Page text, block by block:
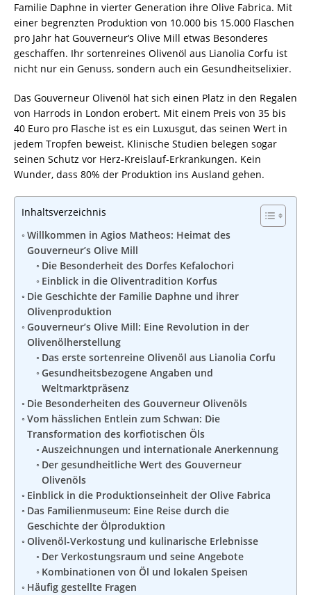
Familie Daphne in vierter Generation ihre Olive Fabrica. Mit
einer begrenzten Produktion von 10.000 bis 15.000 Flaschen
pro Jahr hat Gouverneur’s Olive Mill etwas Besonderes
geschaffen. Ihr sortenreines Olivenöl aus Lianolia Corfu ist
nicht nur ein Genuss, sondern auch ein Gesundheitselixier.
Das Gouverneur Olivenöl hat sich einen Platz in den Regalen
von Harrods in London erobert. Mit einem Preis von 35 bis
40 Euro pro Flasche ist es ein Luxusgut, das seinen Wert in
jedem Tropfen beweist. Klinische Studien belegen sogar
seinen Schutz vor Herz-Kreislauf-Erkrankungen. Kein
Wunder, dass 80% der Produktion ins Ausland gehen.
Inhaltsverzeichnis
Willkommen in Agios Matheos: Heimat des
Gouverneur’s Olive Mill
Die Besonderheit des Dorfes Kefalochori
Einblick in die Oliventradition Korfus
Die Geschichte der Familie Daphne und ihrer
Olivenproduktion
Gouverneur’s Olive Mill: Eine Revolution in der
Olivenölherstellung
Das erste sortenreine Olivenöl aus Lianolia Corfu
Gesundheitsbezogene Angaben und
Weltmarktpräsenz
Die Besonderheiten des Gouverneur Olivenöls
Vom hässlichen Entlein zum Schwan: Die
Transformation des korfiotischen Öls
Auszeichnungen und internationale Anerkennung
Der gesundheitliche Wert des Gouverneur
Olivenöls
Einblick in die Produktionseinheit der Olive Fabrica
Das Familienmuseum: Eine Reise durch die
Geschichte der Ölproduktion
Olivenöl-Verkostung und kulinarische Erlebnisse
Der Verkostungsraum und seine Angebote
Kombinationen von Öl und lokalen Speisen
Häufig gestellte Fragen